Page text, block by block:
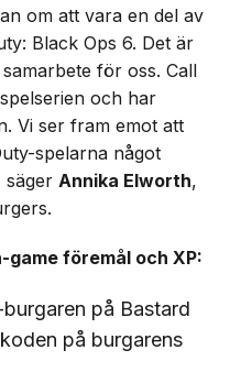
om att vara en del av
Black Ops 6. Det är
för oss. Call
och har
Vi ser fram emot att
spelarna något
säger Annika Elworth,
föremål och XP:
på Bastard
på burgarens